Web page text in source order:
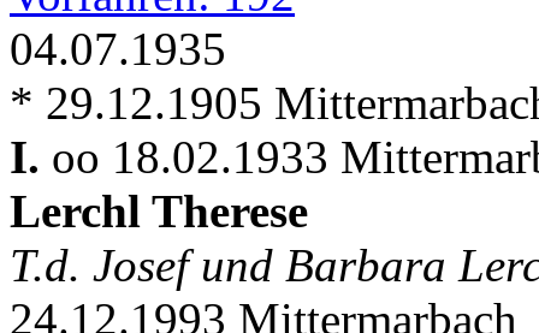
04.07.1935
* 29.12.1905
I. oo 18.02.1933
Lerchl Therese
T.d. Josef und Barbara
24.12.1993 Mittermarbach